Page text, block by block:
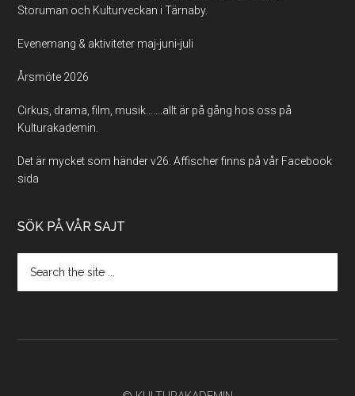
Storuman och Kulturveckan i Tärnaby.
Evenemang & aktiviteter maj-juni-juli
Årsmöte 2026
Cirkus, drama, film, musik…….allt är på gång hos oss på
Kulturakademin.
Det är mycket som händer v26. Affischer finns på vår Facebook
sida
SÖK PÅ VÅR SAJT
the